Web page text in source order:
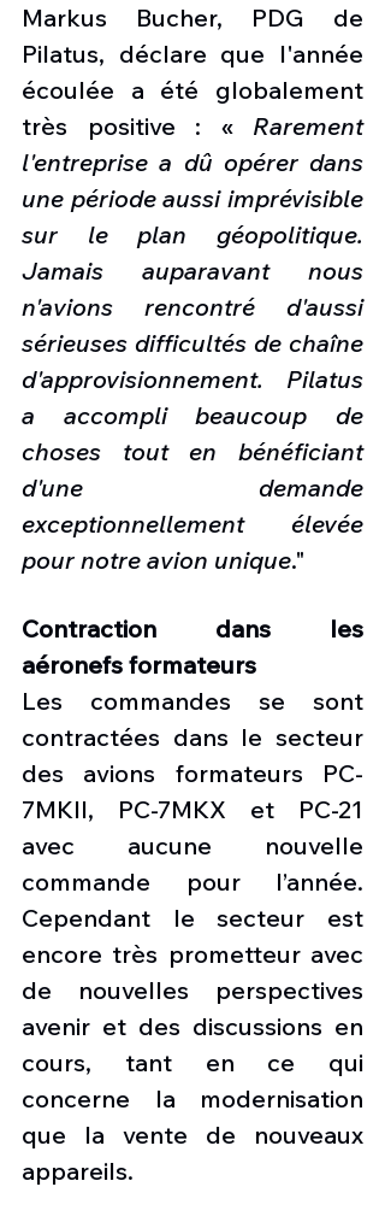
Markus Bucher, PDG de
Pilatus, déclare que l'année
écoulée a été globalement
très positive : « Rarement
l'entreprise a dû opérer dans
une période aussi imprévisible
sur le plan géopolitique.
Jamais auparavant nous
n'avions rencontré d'aussi
sérieuses difficultés de chaîne
d'approvisionnement. Pilatus
a accompli beaucoup de
choses tout en bénéficiant
d'une demande
exceptionnellement élevée
pour notre avion unique."
Contraction dans les
aéronefs formateurs
Les commandes se sont
contractées dans le secteur
des avions formateurs PC-
7MKII, PC-7MKX et PC-21
avec aucune nouvelle
commande pour l’année.
Cependant le secteur est
encore très prometteur avec
de nouvelles perspectives
avenir et des discussions en
cours, tant en ce qui
concerne la modernisation
que la vente de nouveaux
appareils.